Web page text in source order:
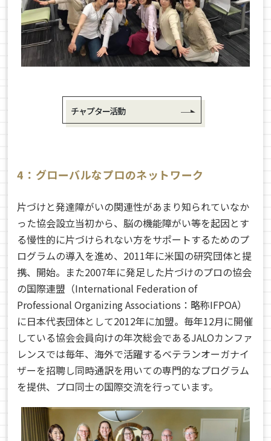
チャプター活動
4：グローバルなプロのネットワーク
片づけと発達障がいの関連性があまり知られていなか
った協会設立当初から、脳の機能障がい等を起因とす
る慢性的に片づけられない方をサポートするためのプ
ログラムの導入を進め、 2011年に米国の研究団体と提
携、開始。また2007年に発足した片づけのプロの協会
の国際連盟（International Federation of
Professional Organizing Associations：略称IFPOA）
に日本代表団体として2012年に加盟。毎年12月に開催
している協会会員向けの年次総会であるJALOカンファ
レンスでは毎年、海外で活躍するベテランオーガナイ
ザーを招聘し同時通訳を用いての専門的なプログラム
を提供、プロ同士の国際交流を行っています。